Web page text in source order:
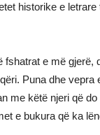
historike e letrare
fshatrat e më gjerë,
Puna dhe vepra
me këtë njeri që do
e bukura që ka